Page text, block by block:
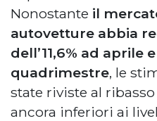
Nonostante il
autovetture abbia
dell’11,6% ad aprile
quadrimestre, le
state riviste al
ancora inferiori ai